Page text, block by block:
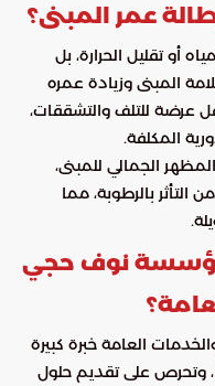
عمر المبنى؟
أو تقليل الحرارة، بل
المبنى وزيادة عمره
عرضة للتلف والتشققات،
المكلفة.
الجمالي للمبنى،
التأثر بالرطوبة، مما
مؤسسة نوف حجي
العامة خبرة كبيرة
وتحرص على تقديم حلول